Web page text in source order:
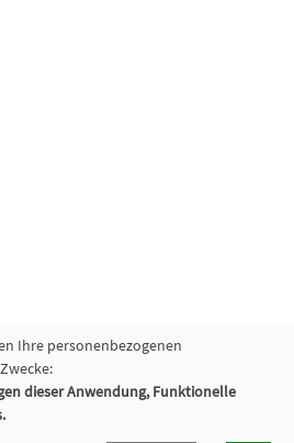
Ihre personenbezogenen
dieser Anwendung, Funktionelle